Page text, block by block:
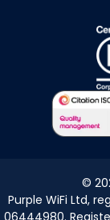
©
Purple WiFi Ltd,